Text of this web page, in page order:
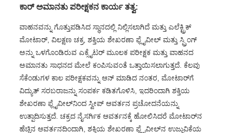
ಕಾರ್ ಅಮಾನತು ಪರೀಕ್ಷಕನ ಕಾರ್ಯ ತತ್ವ:
ವಾಹನವನ್ನು ಗೊತ್ತುಪಡಿಸಿದ ಸ್ಥಾನದಲ್ಲಿ ನಿಲ್ಲಿಸಲಾಗಿದೆ ಮತ್ತು ಎಲೆಕ್ಟ್ರಿಕ್
ಮೋಟಾರ್, ವಿಲಕ್ಷಣ ಚಕ್ರ, ಶಕ್ತಿಯ ಶೇಖರಣಾ ಫ್ಲೈವೀಲ್ ಮತ್ತು ಸ್ಪ್ರಿಂಗ್
ಅನ್ನು ಒಳಗೊಂಡಿರುವ ಎಕ್ಸೈಟರ್ ಮೂಲಕ ಪರೀಕ್ಷಕ ಮತ್ತು ವಾಹನದ
ಅಮಾನತು ಸಾಧನದ ಮೇಲೆ ಕಂಪಿಸುವಂತೆ ಒತ್ತಾಯಿಸಲಾಗುತ್ತದೆ. ಕೆಲವು
ಸೆಕೆಂಡುಗಳ ಕಾಲ ಪರೀಕ್ಷಕವನ್ನು ಆನ್ ಮಾಡಿದ ನಂತರ, ಮೋಟಾರ್‌ಗೆ
ವಿದ್ಯುತ್ ಸರಬರಾಜನ್ನು ಸಂಪರ್ಕ ಕಡಿತಗೊಳಿಸಿ, ಇದರಿಂದಾಗಿ ಶಕ್ತಿಯ
ಶೇಖರಣಾ ಫ್ಲೈವೀಲ್‌ನಿಂದ ಸ್ವೀಪ್ ಆವರ್ತನ ಪ್ರಚೋದನೆಯನ್ನು
ಉತ್ಪಾದಿಸುತ್ತದೆ. ಚಕ್ರದ ನೈಸರ್ಗಿಕ ಆವರ್ತನಕ್ಕೆ ಹೋಲಿಸಿದರೆ ಮೋಟಾರ್‌ನ
ಹೆಚ್ಚಿನ ಆವರ್ತನದಿಂದಾಗಿ, ಶಕ್ತಿಯ ಶೇಖರಣಾ ಫ್ಲೈವೀಲ್‌ನ ಉಜ್ಜುವಿಕೆಯ